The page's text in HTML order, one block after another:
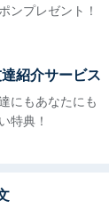
ンプレゼント！
紹介サービス
にもあなたにも
特典！